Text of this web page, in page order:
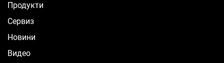
Продукти
Сервиз
Новини
Видео